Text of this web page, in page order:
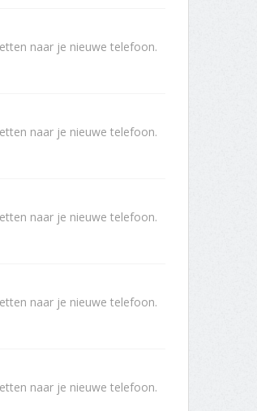
naar je nieuwe telefoon.
naar je nieuwe telefoon.
naar je nieuwe telefoon.
naar je nieuwe telefoon.
naar je nieuwe telefoon.